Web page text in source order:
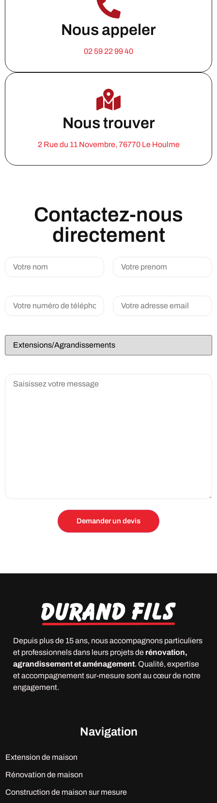
Nous appeler
02 59 22 99 40
Nous trouver
2 Rue du 11 Novembre, 76770 Le Houlme
Contactez-nous
directement
Depuis plus de 15 ans, nous accompagnons particuliers
et professionnels dans leurs projets de rénovation,
agrandissement et aménagement. Qualité, expertise
et accompagnement sur-mesure sont au cœur de notre
engagement.
Navigation
Extension de maison
Rénovation de maison
Construction de maison sur mesure